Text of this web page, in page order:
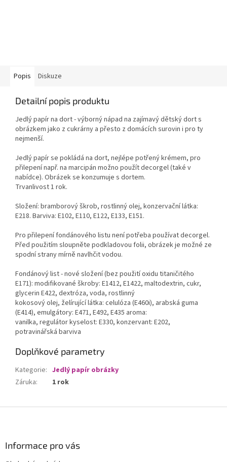
Popis Diskuze
Detailní popis produktu
Jedlý papír na dort - výborný nápad na zajímavý dětský dort s
obrázkem jako z cukrárny a přesto z domácích surovin i pro ty
nejmenší.
Jedlý papír se pokládá na dort, nejlépe potřený krémem, pro
přilepení např. na marcipán možno použít decorgel (také v
nabídce). Obrázek se konzumuje s dortem.
Trvanlivost 1 rok.
Složení: bramborový škrob, rostlinný olej, konzervační látka:
E218. Barviva: E102, E110, E122, E133, E151.
Pro přilepení fondánového listu není potřeba používat decorgel.
Před použitím sloupněte podkladovou folii, obrázek je možné ze
spodní strany mírně navlhčit vodou.
Fondánový list - nové složení (bez použití oxidu titaničitého
E171): modifikované škroby: E1412, E1422, maltodextrin, cukr,
glycerin E422, dextróza, voda, rostlinný
kokosový olej, želírující látka: celulóza (E460i), arabská guma
(E414), emulgátory: E471, E492, E435 aroma:
vanilka, regulátor kyselost: E330, konzervant: E202,
potravinářská barviva
Doplňkové parametry
Kategorie: Jedlý papír obrázky
Záruka: 1 rok
Informace pro vás